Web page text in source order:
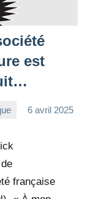
est
6 avril 2025
française